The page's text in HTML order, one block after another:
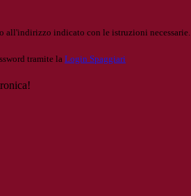
all'indirizzo indicato con le istruzioni necessarie.
tramite la Login Spaggiari